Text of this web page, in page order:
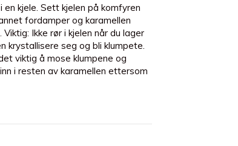
en kjele. Sett kjelen på komfyren
fordamper og karamellen
Viktig: Ikke rør i kjelen når du lager
krystallisere seg og bli klumpete.
viktig å mose klumpene og
i resten av karamellen ettersom